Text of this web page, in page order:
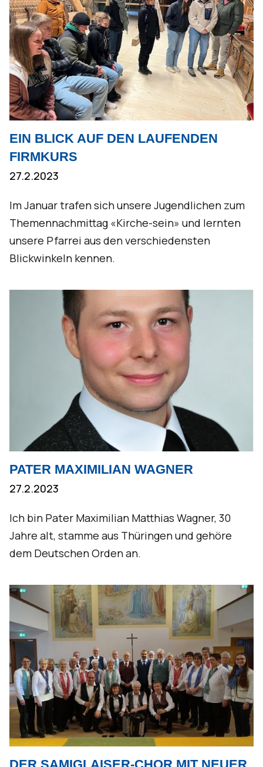
EIN BLICK AUF DEN LAUFENDEN
FIRMKURS
27.2.2023
Im Januar trafen sich unsere Jugendlichen zum
Themennachmittag «Kirche-sein» und lernten
unsere Pfarrei aus den verschiedensten
Blickwinkeln kennen.
PATER MAXIMILIAN WAGNER
27.2.2023
Ich bin Pater Maximilian Matthias Wagner, 30
Jahre alt, stamme aus Thüringen und gehöre
dem Deutschen Orden an.